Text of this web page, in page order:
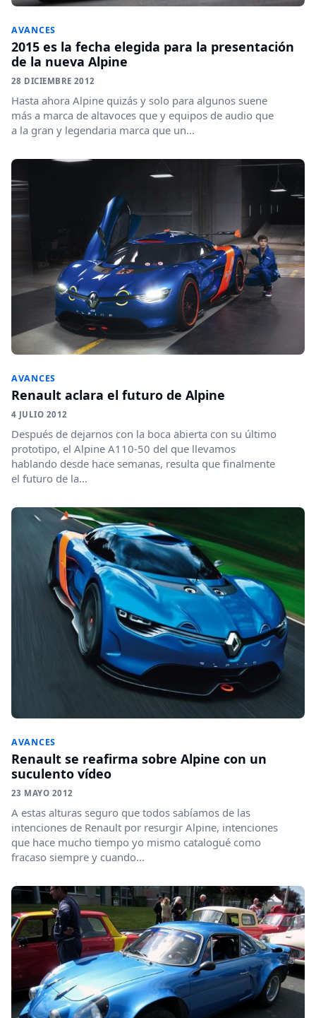
AVANCES
2015 es la fecha elegida para la presentación
de la nueva Alpine
28 DICIEMBRE 2012
Hasta ahora Alpine quizás y solo para algunos suene
más a marca de altavoces que y equipos de audio que
a la gran y legendaria marca que un...
AVANCES
Renault aclara el futuro de Alpine
4 JULIO 2012
Después de dejarnos con la boca abierta con su último
prototipo, el Alpine A110-50 del que llevamos
hablando desde hace semanas, resulta que finalmente
el futuro de la...
AVANCES
Renault se reafirma sobre Alpine con un
suculento vídeo
23 MAYO 2012
A estas alturas seguro que todos sabíamos de las
intenciones de Renault por resurgir Alpine, intenciones
que hace mucho tiempo yo mismo catalogué como
fracaso siempre y cuando...